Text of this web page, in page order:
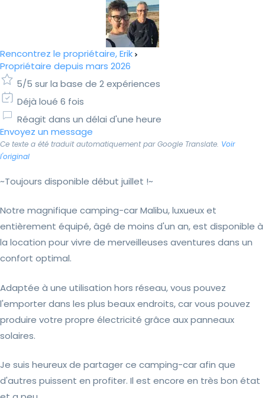
Rencontrez le propriétaire, Erik
Propriétaire depuis mars 2026
5/5 sur la base de 2 expériences
Déjà loué 6 fois
Réagit dans un délai d'une heure
Envoyez un message
Ce texte a été traduit automatiquement par Google Translate. Voir
l'original
~Toujours disponible début juillet !~
Notre magnifique camping-car Malibu, luxueux et
entièrement équipé, âgé de moins d'un an, est disponible à
la location pour vivre de merveilleuses aventures dans un
confort optimal.
Adaptée à une utilisation hors réseau, vous pouvez
l'emporter dans les plus beaux endroits, car vous pouvez
produire votre propre électricité grâce aux panneaux
solaires.
Je suis heureux de partager ce camping-car afin que
d'autres puissent en profiter. Il est encore en très bon état